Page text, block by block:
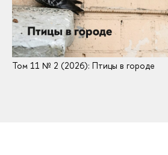
Том 11 № 2 (2026): Птицы в городе